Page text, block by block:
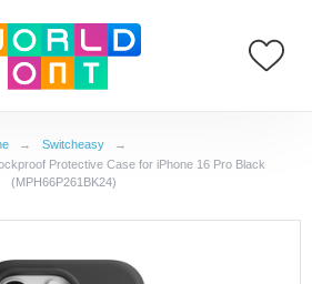
→ Switcheasy
→
Protective Case for iPhone 16 Pro Black
(MPH66P261BK24)